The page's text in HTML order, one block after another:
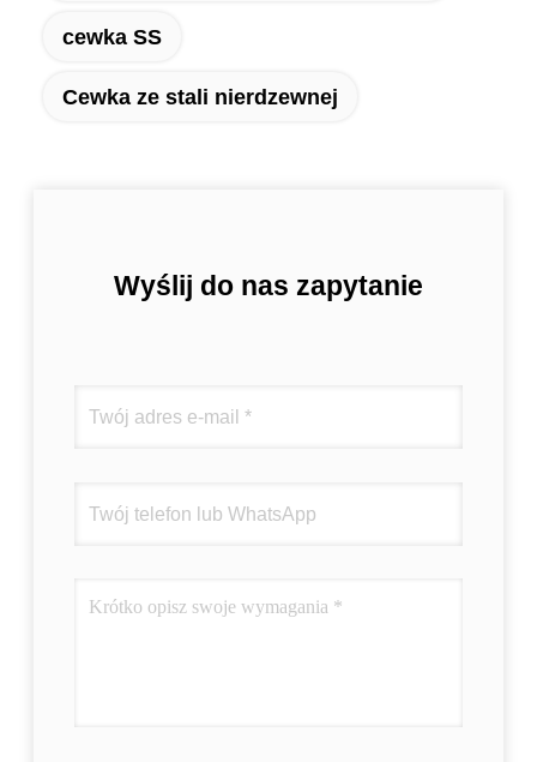
cewka SS
Cewka ze stali nierdzewnej
Wyślij do nas zapytanie